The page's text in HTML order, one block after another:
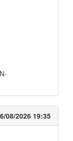
08/2026 19:35